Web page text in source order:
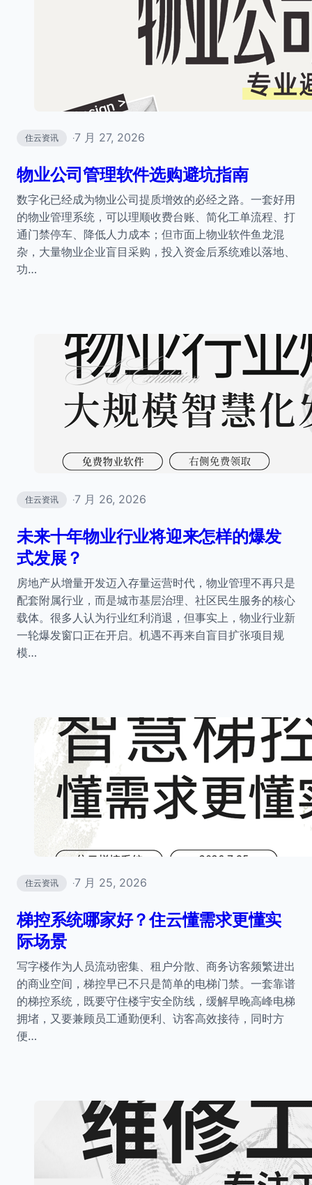
住云资讯 ·7 月 27, 2026
物业公司管理软件选购避坑指南
数字化已经成为物业公司提质增效的必经之路。一套好用
的物业管理系统，可以理顺收费台账、简化工单流程、打
通门禁停车、降低人力成本；但市面上物业软件鱼龙混
杂，大量物业企业盲目采购，投入资金后系统难以落地、
功…
住云资讯 ·7 月 26, 2026
未来十年物业行业将迎来怎样的爆发
式发展？
房地产从增量开发迈入存量运营时代，物业管理不再只是
配套附属行业，而是城市基层治理、社区民生服务的核心
载体。很多人认为行业红利消退，但事实上，物业行业新
一轮爆发窗口正在开启。机遇不再来自盲目扩张项目规
模…
住云资讯 ·7 月 25, 2026
梯控系统哪家好？住云懂需求更懂实
际场景
写字楼作为人员流动密集、租户分散、商务访客频繁进出
的商业空间，梯控早已不只是简单的电梯门禁。一套靠谱
的梯控系统，既要守住楼宇安全防线，缓解早晚高峰电梯
拥堵，又要兼顾员工通勤便利、访客高效接待，同时方
便…